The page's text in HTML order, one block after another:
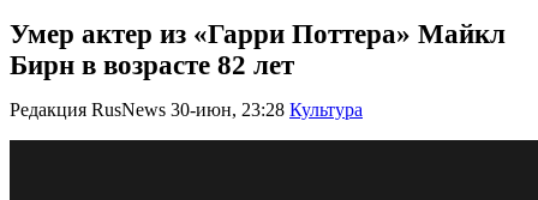
Умер актер из «Гарри Поттера» Майкл
Бирн в возрасте 82 лет
Редакция RusNews 30-июн, 23:28 Культура